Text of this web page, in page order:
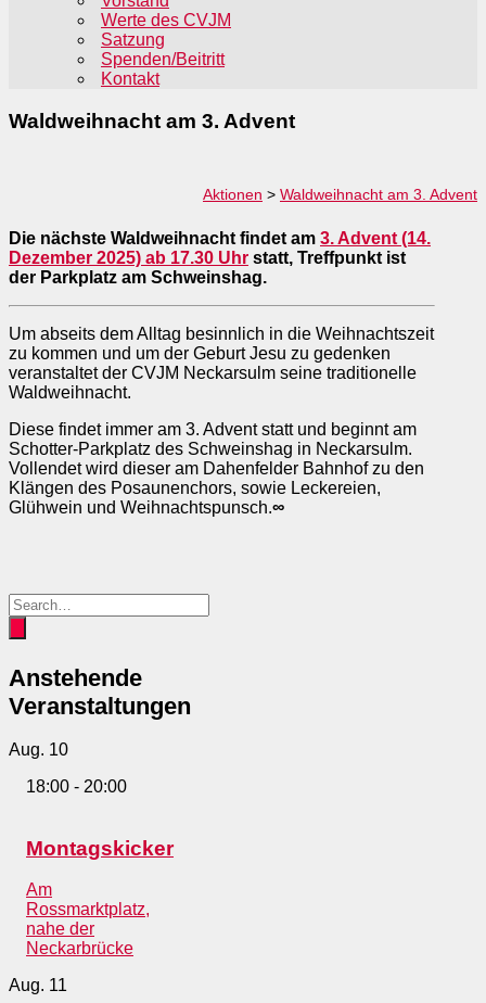
Werte des CVJM
Satzung
Spenden/Beitritt
Kontakt
Waldweihnacht am 3. Advent
Aktionen > Waldweihnacht am 3. Advent
Die nächste Waldweihnacht findet am 3. Advent (14.
Dezember 2025) ab 17.30 Uhr statt, Treffpunkt ist
der Parkplatz am Schweinshag.
Um abseits dem Alltag besinnlich in die Weihnachtszeit
zu kommen und um der Geburt Jesu zu gedenken
veranstaltet der CVJM Neckarsulm seine traditionelle
Waldweihnacht.
Diese findet immer am 3. Advent statt und beginnt am
Schotter-Parkplatz des Schweinshag in Neckarsulm.
Vollendet wird dieser am Dahenfelder Bahnhof zu den
Klängen des Posaunenchors, sowie Leckereien,
Glühwein und Weihnachtspunsch.∞
Anstehende
Veranstaltungen
Aug. 10
18:00 - 20:00
Montagskicker
Am
Rossmarktplatz,
nahe der
Neckarbrücke
Aug. 11